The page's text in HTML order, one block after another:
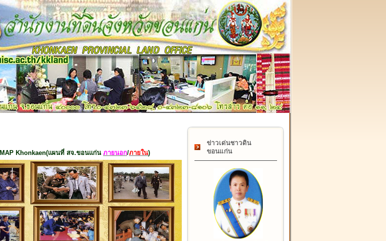
๑๗ กุมภาพันธ์ "วันคล้ายวันสถาปนากรมที่ดิน" ครบรอบ ๑๒
MAP Khonkaen(แผนที่ สจ.ขอนแก่น ภายนอก/ภายใน)
ข่าวเด่นชาวดิน
ขอนแก่น